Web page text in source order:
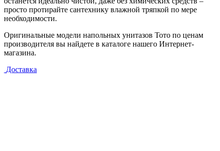
просто протирайте сантехнику влажной тряпкой по мере
необходимости.
Оригинальные модели напольных унитазов Тото по ценам
производителя вы найдете в каталоге нашего Интернет-
магазина.
Доставка